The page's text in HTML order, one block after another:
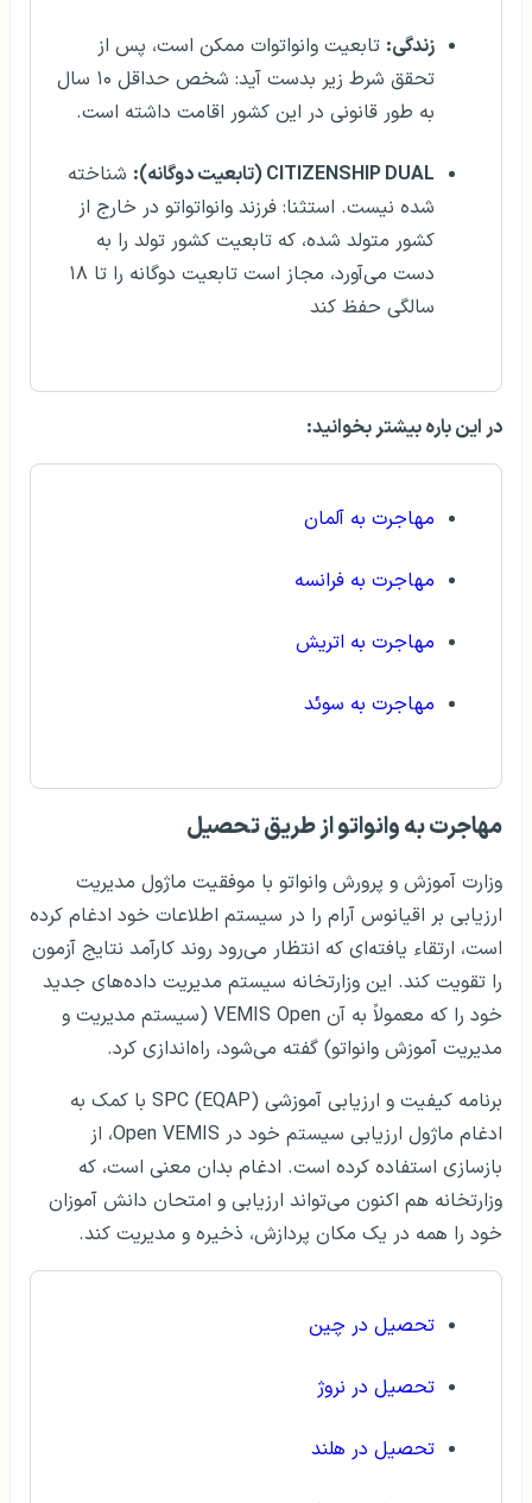
زندگی: تابعیت وانواتوات ممکن است، پس از
تحقق شرط زیر بدست آید: شخص حداقل ۱۰ سال
به طور قانونی در این کشور اقامت داشته است.
CITIZENSHIP DUAL (تابعیت دوگانه):
شناخته
شده نیست. استثنا: فرزند وانواتواتو در خارج از
کشور متولد شده، که تابعیت کشور تولد را به
دست می‌آورد، مجاز است تابعیت دوگانه را تا ۱۸
سالگی حفظ کند
در این باره بیشتر بخوانید:
مهاجرت به آلمان
مهاجرت به فرانسه
مهاجرت به اتریش
مهاجرت به سوئد
مهاجرت به وانواتو از طریق تحصیل
وزارت آموزش و پرورش وانواتو با موفقیت ماژول مدیریت
ارزیابی بر اقیانوس آرام را در سیستم اطلاعات خود ادغام کرده
است، ارتقاء یافته‌ای که انتظار می‌رود روند کارآمد نتایج آزمون
را تقویت کند. این وزارتخانه سیستم مدیریت داده‌های جدید
خود را که معمولاً به آن VEMIS Open (سیستم مدیریت و
مدیریت آموزش وانواتو) گفته می‌شود، راه‌اندازی کرد.
برنامه کیفیت و ارزیابی آموزشی SPC (EQAP) با کمک به
ادغام ماژول ارزیابی سیستم خود در Open VEMIS، از
بازسازی استفاده کرده است. ادغام بدان معنی است، که
وزارتخانه هم اکنون می‌تواند ارزیابی و امتحان دانش آموزان
خود را همه در یک مکان پردازش، ذخیره و مدیریت کند.
تحصیل در چین
تحصیل در نروژ
تحصیل در هلند